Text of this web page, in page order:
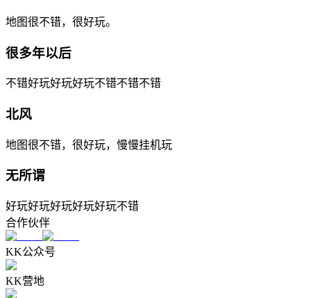
地图很不错，很好玩。
很多年以后
不错好玩好玩好玩不错不错不错
北风
地图很不错，很好玩，慢慢挂机玩
无所谓
好玩好玩好玩好玩好玩不错
合作伙伴
KK公众号
KK营地